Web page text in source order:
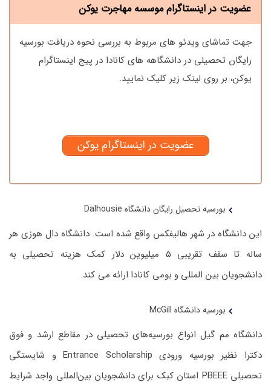
عضویت در اینستاگرام موسسه مهاجرت یوکن
جهت تماشای ویدئو های مربوط به بررسی نحوه دریافت بورسیه
رایگان تحصیلی در دانشگاهه های کانادا در پیج اینستاگرام
یوکن، بر روی لینک زیر کلیک نمایید.
عضویت در اینستاگرام یوکن
بورسیه تحصیل رایگان دانشگاه Dalhousie
این دانشگاه در شهر هالیفکس واقع شده است. دانشگاه دال هوزی هر
ساله تا سقف تقریبی ۵ میلیوین دلار کمک هزینه تحصیلی به
دانشجویان بین المللی و بومی کانادا ارائه می کند.
بورسیه دانشگاه McGill
دانشگاه مم گیل انواع بورسیه‌های تحصیلی در مقاطع ارشد و فوق
دکترا نظیر بورسیه ورودی Entrance Scholarship و شایستگی
تحصیلی PBEEE استان کبک برای دانشجویان بین‌المللی واجد شرایط